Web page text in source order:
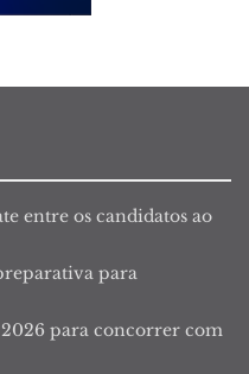
entre os candidatos ao
para
para concorrer com